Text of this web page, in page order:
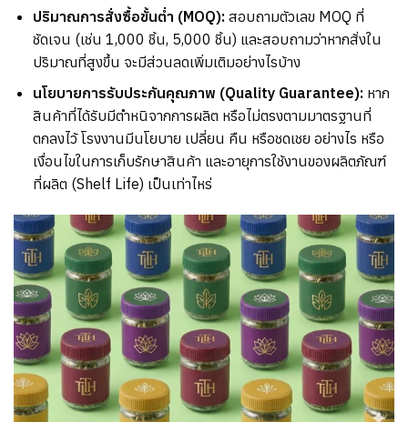
ปริมาณการสั่งซื้อขั้นต่ำ (MOQ): สอบถามตัวเลข MOQ ที่
ชัดเจน (เช่น 1,000 ชิ้น, 5,000 ชิ้น) และสอบถามว่าหากสั่งใน
ปริมาณที่สูงขึ้น จะมีส่วนลดเพิ่มเติมอย่างไรบ้าง
นโยบายการรับประกันคุณภาพ (Quality Guarantee): หาก
สินค้าที่ได้รับมีตำหนิจากการผลิต หรือไม่ตรงตามมาตรฐานที่
ตกลงไว้ โรงงานมีนโยบาย เปลี่ยน คืน หรือชดเชย อย่างไร หรือ
เงื่อนไขในการเก็บรักษาสินค้า และอายุการใช้งานของผลิตภัณฑ์
ที่ผลิต (Shelf Life) เป็นเท่าไหร่